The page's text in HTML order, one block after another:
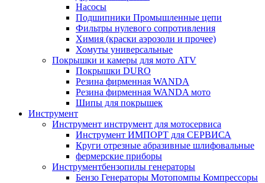
Насосы
Подшипники Промышленные цепи
Фильтры нулевого сопротивления
Химия (краски аэрозоли и прочее)
Хомуты универсальные
Покрышки и камеры для мото ATV
Покрышки DURO
Резина фирменная WANDA
Резина фирменная WANDA мото
Шипы для покрышек
Инструмент
Инструмент инструмент для мотосервиса
Инструмент ИМПОРТ для СЕРВИСА
Круги отрезные абразивные шлифовальные
фермерские приборы
Инструментбензопилы генераторы
Бензо Генераторы Мотопомпы Компрессоры